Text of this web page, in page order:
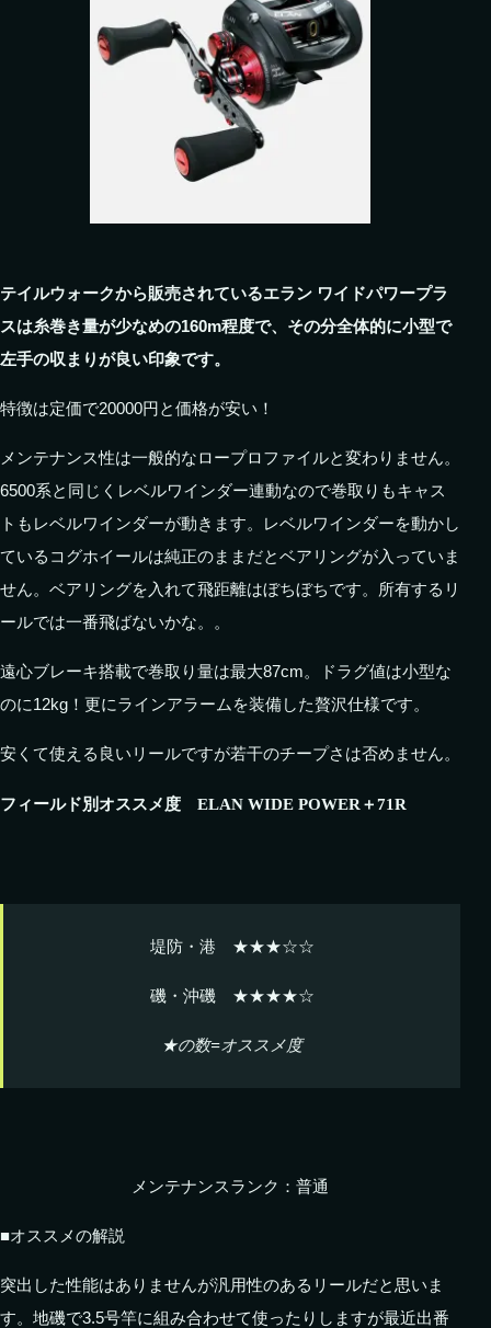
テイルウォークから販売されているエラン ワイドパワープラ
スは糸巻き量が少なめの160m程度で、その分全体的に小型で
左手の収まりが良い印象です。
特徴は定価で20000円と価格が安い！
メンテナンス性は一般的なロープロファイルと変わりません。
6500系と同じくレベルワインダー連動なので巻取りもキャス
トもレベルワインダーが動きます。レベルワインダーを動かし
ているコグホイールは純正のままだとベアリングが入っていま
せん。ベアリングを入れて飛距離はぼちぼちです。所有するリ
ールでは一番飛ばないかな。。
遠心ブレーキ搭載で巻取り量は最大87cm。ドラグ値は小型な
のに12kg！更にラインアラームを装備した贅沢仕様です。
安くて使える良いリールですが若干のチープさは否めません。
フィールド別オススメ度 ELAN WIDE POWER＋71R
堤防・港 ★★★☆☆
磯・沖磯 ★★★★☆
★の数=オススメ度
メンテナンスランク：普通
■オススメの解説
突出した性能はありませんが汎用性のあるリールだと思いま
す。地磯で3.5号竿に組み合わせて使ったりしますが最近出番